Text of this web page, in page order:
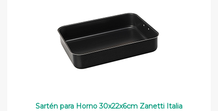
Sartén para Horno 30x22x6cm Zanetti Italia